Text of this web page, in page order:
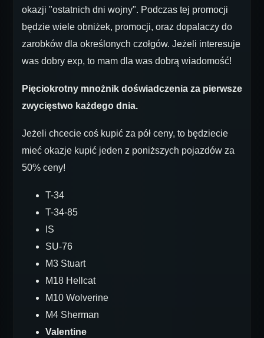
okazji "ostatnich dni wojny". Podczas tej promocji
będzie wiele obniżek, promocji, oraz dopalaczy do
zarobków dla określonych czołgów. Jeżeli interesuje
was dobry exp, to mam dla was dobrą wiadomość!
Pięciokrotny mnożnik doświadczenia za pierwsze
zwycięstwo każdego dnia.
Jeżeli chcecie coś kupić za pół ceny, to będziecie
mieć okazje kupić jeden z poniższych pojazdów za
50% ceny!
T-34
T-34-85
IS
SU-76
M3 Stuart
M18 Hellcat
M10 Wolverine
M4 Sherman
Valentine